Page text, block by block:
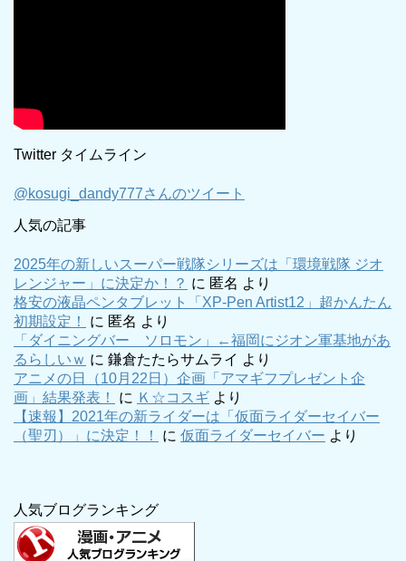
Twitter タイムライン
@kosugi_dandy777さんのツイート
人気の記事
2025年の新しいスーパー戦隊シリーズは「環境戦隊 ジオ
レンジャー」に決定か！？ に 匿名 より
格安の液晶ペンタブレット「XP-Pen Artist12」超かんたん
初期設定！
に 匿名 より
「ダイニングバー ソロモン」←福岡にジオン軍基地があ
るらしいｗ に 鎌倉たたらサムライ より
アニメの日（10月22日）企画「アマギフプレゼント企
画」結果発表！
に Ｋ☆コスギ より
【速報】2021年の新ライダーは「仮面ライダーセイバー
（聖刃）」に決定！！
に 仮面ライダーセイバー より
人気ブログランキング